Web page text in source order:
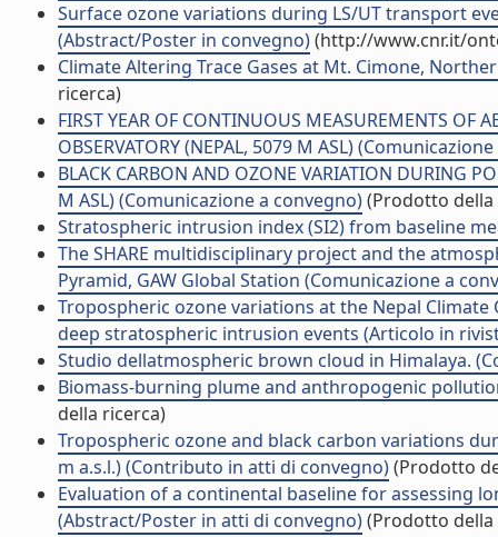
Surface ozone variations during LS/UT transport
(Abstract/Poster in convegno)(http://www.cnr.it/
Climate Altering Trace Gases at Mt. Cimone,
ricerca)
FIRST YEAR OF CONTINUOUS MEASUREMENTS OF
OBSERVATORY (NEPAL, 5079 M ASL)
BLACK CARBON AND OZONE VARIATION DURING
M ASL) (Comunicazione a convegno)(Prodotto della
Stratospheric intrusion index (SI2) from baseline
The SHARE multidisciplinary project and the
Pyramid, GAW Global Station (Comunicazione a
Tropospheric ozone variations at the Nepal
deep stratospheric intrusion events (Articolo in
Studio dellatmospheric brown cloud in Himalaya.
Biomass-burning plume and anthropogenic
della ricerca)
Tropospheric ozone and black carbon variations
m a.s.l.) (Contributo in atti di convegno)(Prodotto
Evaluation of a continental baseline for
(Abstract/Poster in atti di convegno)(Prodotto della